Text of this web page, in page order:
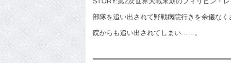
部隊を追い出されて野戦病院行きを余儀な
院からも追い出されてしまい……。